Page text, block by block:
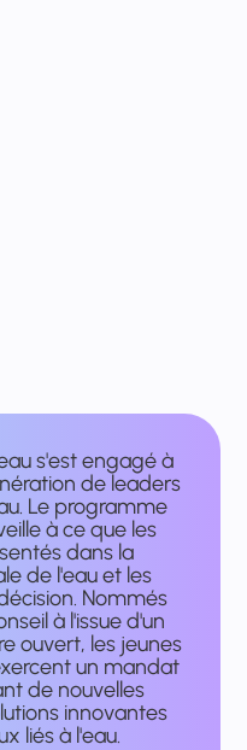
s'est engagé à
de leaders
Le programme
à ce que les
dans la
de l'eau et les
Nommés
à l'issue d'un
ouvert, les jeunes
un mandat
de nouvelles
innovantes
liés à l'eau.